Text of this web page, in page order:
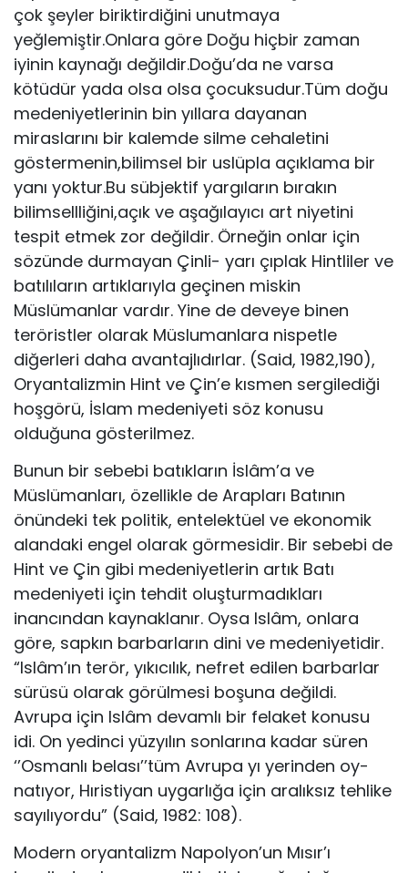
çok şeyler biriktirdiğini unutmaya
yeğlemiştir.Onlara göre Doğu hiçbir zaman
iyinin kaynağı değildir.Doğu’da ne varsa
kötüdür yada olsa olsa çocuksudur.Tüm doğu
medeniyetlerinin bin yıllara dayanan
miraslarını bir kalemde silme cehaletini
göstermenin,bilimsel bir uslüpla açıklama bir
yanı yoktur.Bu sübjektif yargıların bırakın
bilimsellliğini,açık ve aşağılayıcı art niyetini
tespit etmek zor değildir. Örneğin onlar için
sözünde durmayan Çinli- yarı çıplak Hintliler ve
batılıların artıklarıyla geçinen miskin
Müslümanlar vardır. Yine de deveye binen
teröristler olarak Müslumanlara nispetle
diğerleri daha avantajlıdırlar. (Said, 1982,190),
Oryantalizmin Hint ve Çin’e kısmen sergilediği
hoşgörü, İslam medeniyeti söz konusu
olduğuna gösterilmez.
Bunun bir sebebi batıkların İslâm’a ve
Müslümanları, özellikle de Arapları Batının
önündeki tek politik, entelektüel ve ekonomik
alandaki engel olarak görmesidir. Bir sebebi de
Hint ve Çin gibi medeniyetlerin artık Batı
medeniyeti için tehdit oluşturmadık­ları
inancından kaynaklanır. Oysa Islâm, onlara
göre, sapkın barbarların dini ve medeniyetidir.
“Islâm’ın terör, yıkıcılık, nefret edilen barbarlar
sürüsü olarak gö­rülmesi boşuna değildi.
Avrupa için Islâm devamlı bir felaket konusu
idi. On ye­dinci yüzyılın sonlarına kadar süren
‘’Osmanlı belası’’tüm Avrupa yı yerinden oy­
natıyor, Hıristiyan uygarlığa için aralıksız tehlike
sayılıyordu” (Said, 1982: 108).
Modern oryantalizm Napolyon’un Mısır’ı